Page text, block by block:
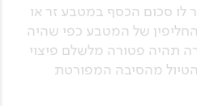
לו סכום הכסף במטבע זר או
של המטבע כפי שהיה
תהיה פטורה מלשלם פיצוי
מהסיבה המפורטת